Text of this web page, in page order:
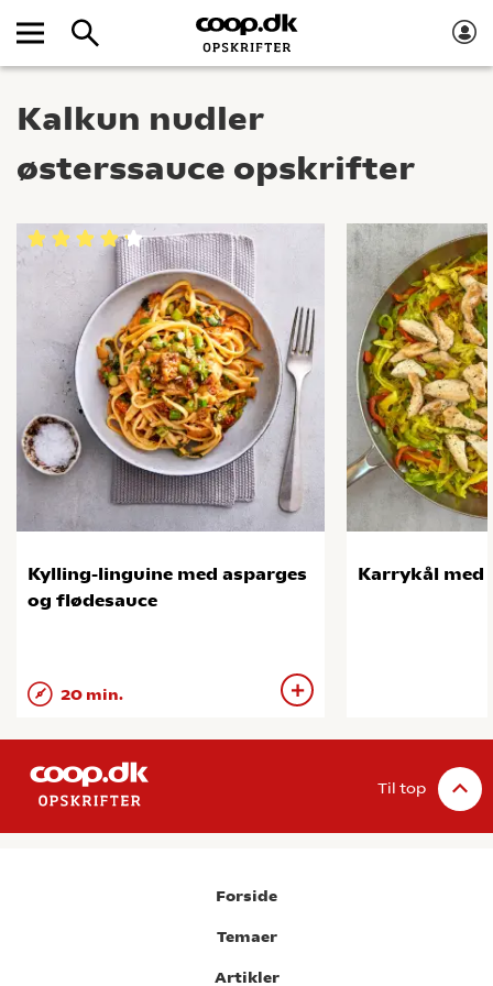
Kalkun nudler
østerssauce opskrifter
Kylling-linguine med asparges
og flødesauce
20 min.
Karrykål med
Til top
Forside
Temaer
Artikler